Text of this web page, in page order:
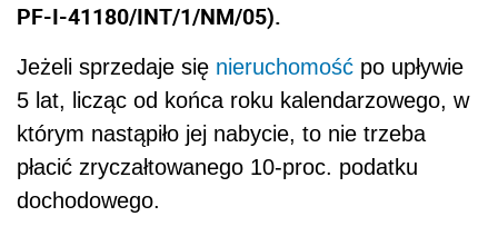
PF-I-41180/INT/1/NM/05).
Jeżeli sprzedaje się nieruchomość po upływie
5 lat, licząc od końca roku kalendarzowego, w
którym nastąpiło jej nabycie, to nie trzeba
płacić zryczałtowanego 10-proc. podatku
dochodowego.